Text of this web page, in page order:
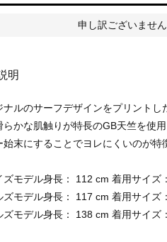
申し訳ございませ
明
ナルのサーフデザインをプリント
らかな肌触りが特長のGB天竺を使
始末にすることでヨレにくいのが特
ズモデル身長： 112 cm 着用サイズ
ズモデル身長： 117 cm 着用サイズ
ズモデル身長： 138 cm 着用サイズ